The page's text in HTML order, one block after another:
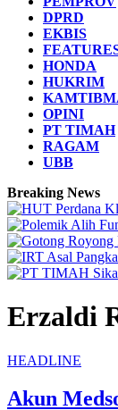
DPRD
EKBIS
HONDA
HUKRIM
OPINI
PT TIMAH
RAGAM
UBB
Breaking News
Erzaldi
HEADLINE
Akun